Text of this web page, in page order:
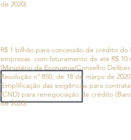
de 2020).
R$ 1 bilhão para concessão de crédito do
empresas com faturamento de até R$
(Ministério da Economia/Conselho
Resolução nº 850, de 18 de março de
Simplificação das exigências para
(CND) para renegociação de crédito
de 2020).